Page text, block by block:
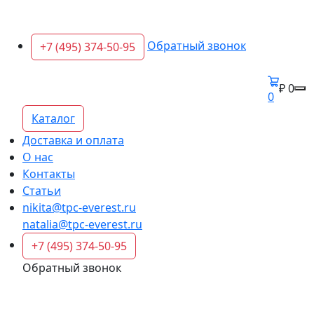
+7 (495) 374-50-95 Обратный звонок
0
₽ 0
Каталог
Доставка и оплата
О нас
Контакты
Статьи
nikita@tpc-everest.ru
natalia@tpc-everest.ru
+7 (495) 374-50-95
Обратный звонок